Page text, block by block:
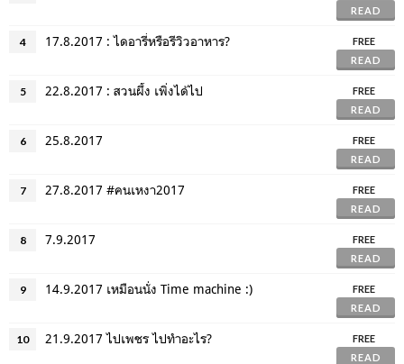
READ
4 17.8.2017 : ไดอารี่หรือรีวิวอาหาร?
FREE
READ
5 22.8.2017 : สวนผึ้ง เพิ่งได้ไป
FREE
READ
6 25.8.2017
FREE
READ
7 27.8.2017 #คนเหงา2017
FREE
READ
8 7.9.2017
FREE
READ
9 14.9.2017 เหมือนนั่ง Time machine :)
FREE
READ
10 21.9.2017 ไปเพชร ไปทำอะไร?
FREE
READ